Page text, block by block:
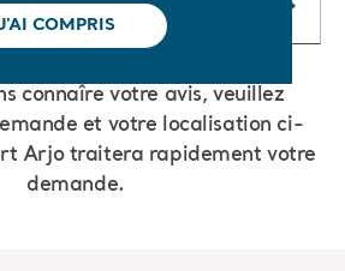
COMPRIS
connaîre votre avis, veuillez
et votre localisation ci-
Arjo traitera rapidement votre
demande.